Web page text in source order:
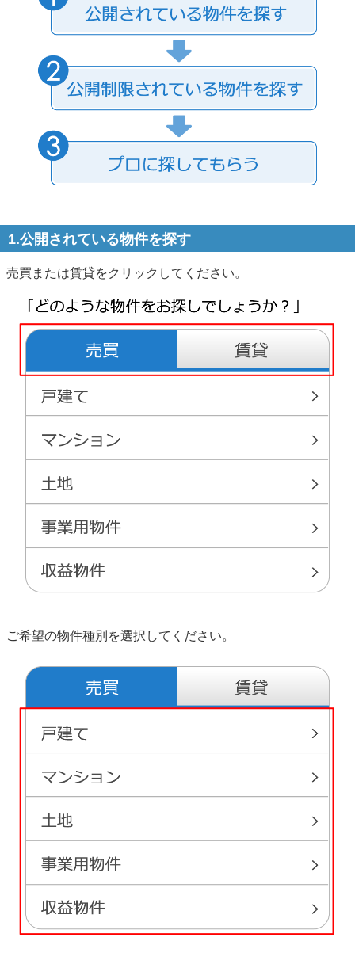
1.公開されている物件を探す
売買または賃貸をクリックしてください。
ご希望の物件種別を選択してください。